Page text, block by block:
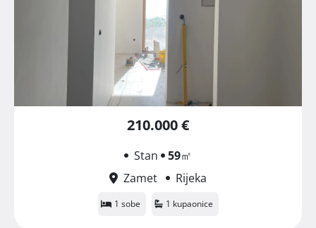
210.000 €
Stan 59㎡
Zamet
Rijeka
1 sobe 1 kupaonice